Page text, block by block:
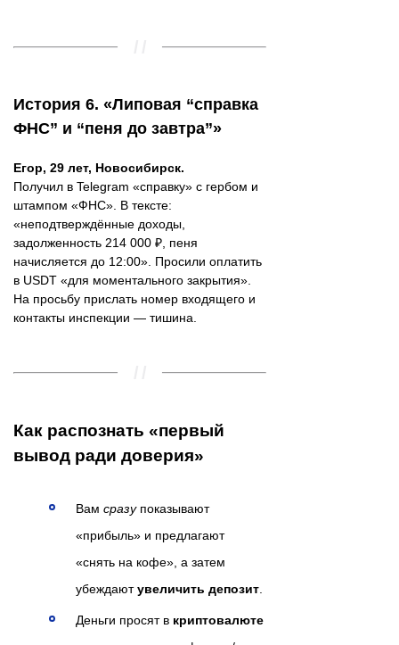
История 6. «Липовая “справка
ФНС” и “пеня до завтра”»
Егор, 29 лет, Новосибирск.
Получил в Telegram «справку» с гербом и
штампом «ФНС». В тексте:
«неподтверждённые доходы,
задолженность 214 000 ₽, пеня
начисляется до 12:00». Просили оплатить
в USDT «для моментального закрытия».
На просьбу прислать номер входящего и
контакты инспекции — тишина.
Как распознать «первый
вывод ради доверия»
Вам сразупоказывают
«прибыль» и предлагают
«снять на кофе», а затем
убеждаютувеличить депозит.
Деньги просят в криптовалюте